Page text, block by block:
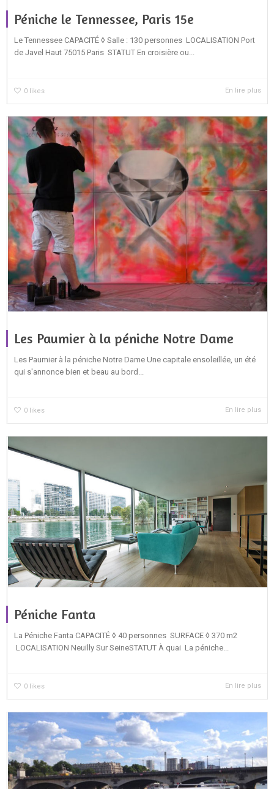
Péniche le Tennessee, Paris 15e
Le Tennessee CAPACITÉ ◊ Salle : 130 personnes LOCALISATION Port
de Javel Haut 75015 Paris STATUT En croisière ou...
0 likes En lire plus
Les Paumier à la péniche Notre Dame
Les Paumier à la péniche Notre Dame Une capitale ensoleillée, un été
qui s'annonce bien et beau au bord...
0 likes En lire plus
Péniche Fanta
La Péniche Fanta CAPACITÉ ◊ 40 personnes SURFACE ◊ 370 m2
LOCALISATION Neuilly Sur SeineSTATUT À quai La péniche...
0 likes En lire plus